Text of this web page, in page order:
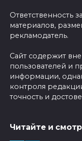
Ответственность
материалов,
рекламодатель.
Сайт содержит
пользователей и
информации,
контроля
точность и
Читайте и